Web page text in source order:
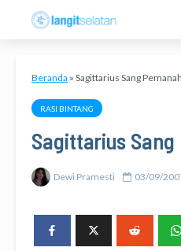
Beranda » Sagittarius Sang Pemanah
RASI BINTANG
Sagittarius Sang
Dewi Pramesti 03/09/